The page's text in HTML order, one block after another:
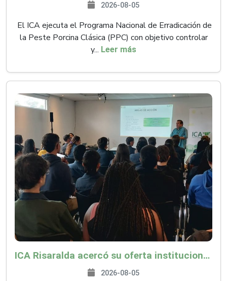
2026-08-05
El ICA ejecuta el Programa Nacional de Erradicación de
la Peste Porcina Clásica (PPC) con objetivo controlar
y... Leer más
ICA Risaralda acercó su oferta institucional a productores y emprendedores en Expocamello
2026-08-05